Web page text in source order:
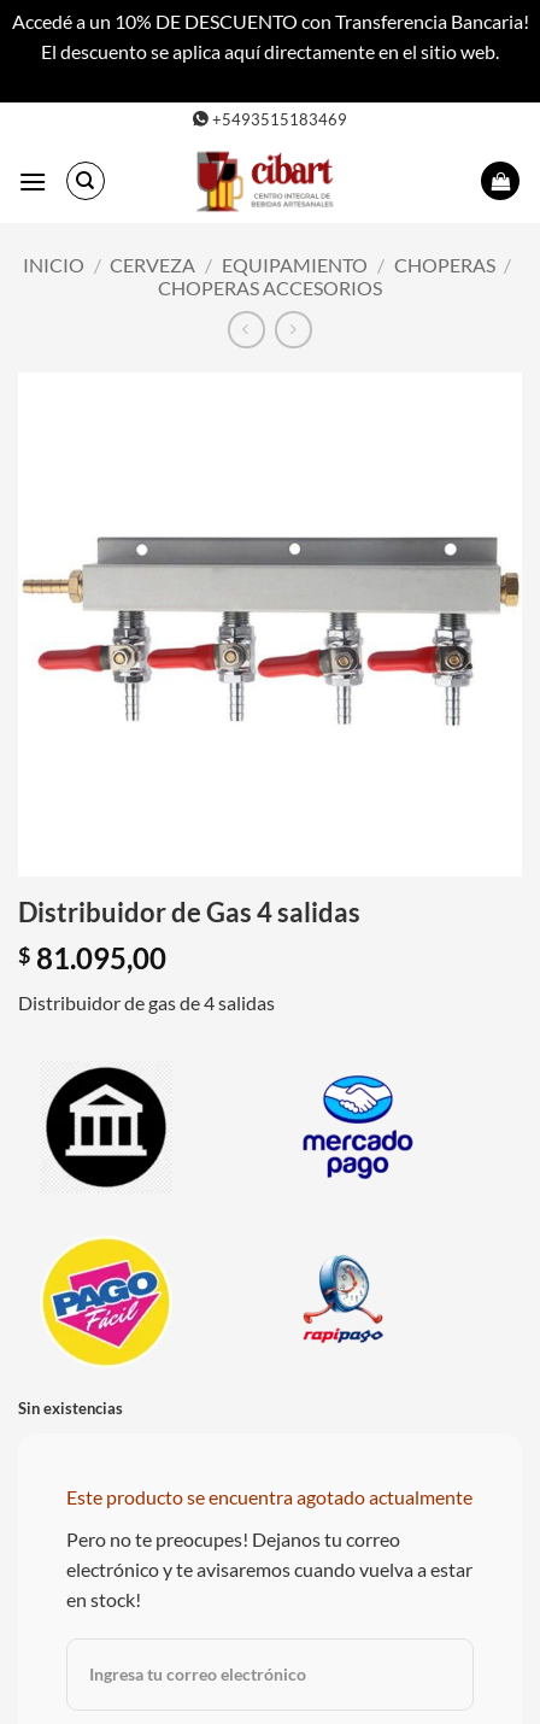
Accedé a un 10% DE DESCUENTO con Transferencia Bancaria!
El descuento se aplica aquí directamente en el sitio web.
contenido
+5493515183469
INICIO / CERVEZA / EQUIPAMIENTO / CHOPERAS /
CHOPERAS ACCESORIOS
Distribuidor de Gas 4 salidas
$ 81.095,00
Distribuidor de gas de 4 salidas
Sin existencias
Este producto se encuentra agotado actualmente
Pero no te preocupes! Dejanos tu correo
electrónico y te avisaremos cuando vuelva a estar
en stock!